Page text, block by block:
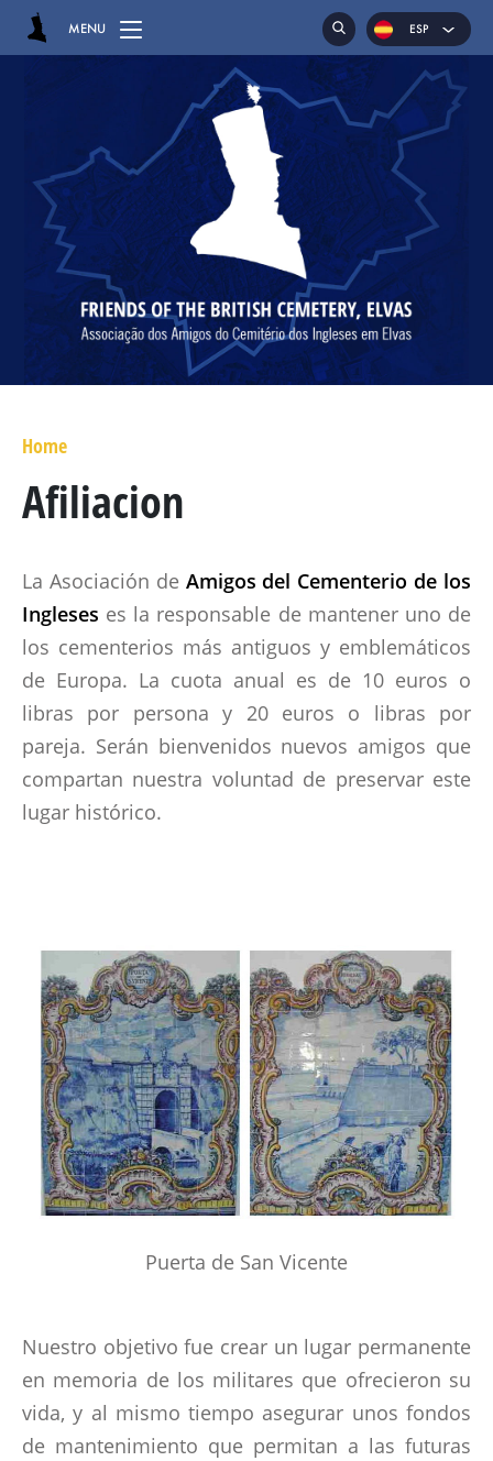
MENU
HOME
EL CEMENTERIO
LAS SEPULTURAS
CAPILLA
RECLINATORIOS
MAYOR GENERAL DANIEL HOGHTON
MARECHAL GENERAL VISCOUNT BERESFORD
EL LIBRO
BATALLAS Y REGIMIENTOS
MEDALLAS
RECOMMENDED READING
BATALLA DEL ALMARAZ 19 MAYO 1812
EVENTOS DEL PASADO Y FUTURO
GALERIA
LINKS
LIBROS ESCRITOS POR MIEMBROS
ESP
ENG
POR
Home
Afiliacion
La Asociación de Amigos del Cementerio de los
Ingleses es la responsable de mantener uno de
los cementerios más antiguos y emblemáticos
de Europa. La cuota anual es de 10 euros o
libras por persona y 20 euros o libras por
pareja. Serán bienvenidos nuevos amigos que
compartan nuestra voluntad de preservar este
lugar histórico.
Puerta de San Vicente
Nuestro objetivo fue crear un lugar permanente
en memoria de los militares que ofrecieron su
vida, y al mismo tiempo asegurar unos fondos
de mantenimiento que permitan a las futuras